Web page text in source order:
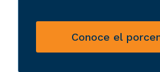
Conoce el